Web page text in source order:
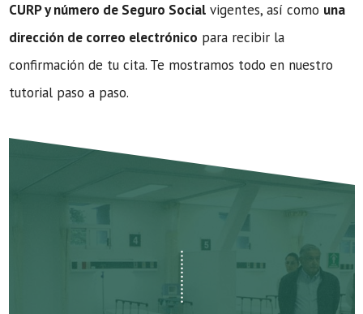
CURP y número de Seguro Social vigentes, así como una
dirección de correo electrónico para recibir la
confirmación de tu cita. Te mostramos todo en nuestro
tutorial paso a paso.